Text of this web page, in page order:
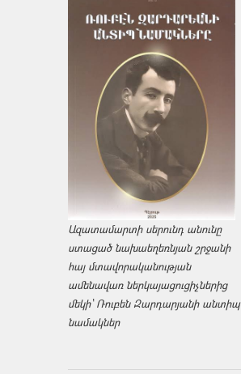
Ազատամարտի սերունդ անունը
ստացած նախաեղեռնյան շրջանի
հայ մտավորականության
ամենավառ ներկայացուցիչներից
մեկի՝ Ռուբեն Զարդարյանի անտիպ
նամակներ